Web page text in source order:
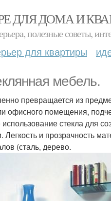
ДЛЯ ДОМА И
полезные советы,
для квартиры
мебель.
превращается из
офисного помещения,
стекла для
и прозрачность
(сталь, дерево.